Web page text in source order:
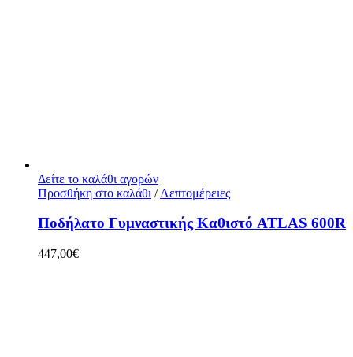
Δείτε το καλάθι αγορών
Προσθήκη στο καλάθι / Λεπτομέρειες
Ποδήλατο Γυμναστικής Καθιστό ATLAS 600R
447,00€